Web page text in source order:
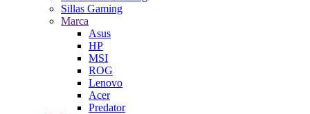
Sillas Gaming
Marca
Asus
HP
MSI
ROG
Lenovo
Acer
Predator